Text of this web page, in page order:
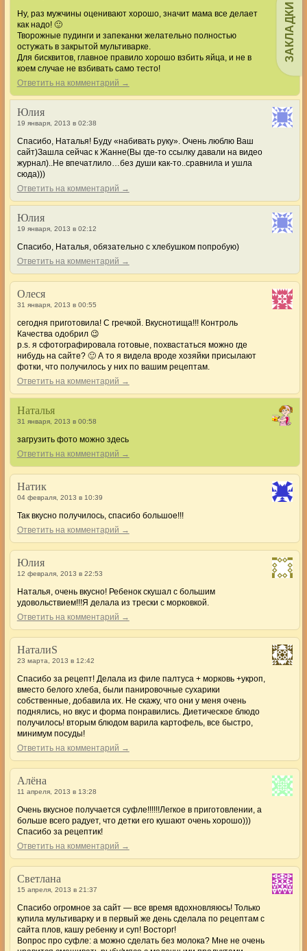
ЗАКЛАДКИ
Ну, раз мужчины оценивают хорошо, значит мама все делает
как надо! 🙂
Творожные пудинги и запеканки желательно полностью
остужать в закрытой мультиварке.
Для бисквитов, главное правило хорошо взбить яйца, и не в
коем случае не взбивать само тесто!
Ответить на комментарий →
Юлия
19 января, 2013 в 02:38
Спасибо, Наталья! Буду «набивать руку». Очень люблю Ваш
сайт)Зашла сейчас к Жанне(Вы где-то ссылку давали на видео
журнал)..Не впечатлило…без души как-то..сравнила и ушла
сюда)))
Ответить на комментарий →
Юлия
19 января, 2013 в 02:12
Спасибо, Наталья, обязательно с хлебушком попробую)
Ответить на комментарий →
Олеся
31 января, 2013 в 00:55
сегодня приготовила! С гречкой. Вкуснотища!!! Контроль
Качества одобрил 😉
p.s. я сфотографировала готовые, похвастаться можно где
нибудь на сайте? 🙂 А то я видела вроде хозяйки присылают
фотки, что получилось у них по вашим рецептам.
Ответить на комментарий →
Наталья
31 января, 2013 в 00:58
загрузить фото можно здесь
Ответить на комментарий →
Натик
04 февраля, 2013 в 10:39
Так вкусно получилось, спасибо большое!!!
Ответить на комментарий →
Юлия
12 февраля, 2013 в 22:53
Наталья, очень вкусно! Ребенок скушал с большим
удовольствием!!!Я делала из трески с морковкой.
Ответить на комментарий →
НаталиS
23 марта, 2013 в 12:42
Спасибо за рецепт! Делала из филе палтуса + морковь +укроп,
вместо белого хлеба, были панировочные сухарики
собственные, добавила их. Не скажу, что они у меня очень
поднялись, но вкус и форма понравились. Диетическое блюдо
получилось! вторым блюдом варила картофель, все быстро,
минимум посуды!
Ответить на комментарий →
Алёна
11 апреля, 2013 в 13:28
Очень вкусное получается суфле!!!!!!Легкое в приготовлении, а
больше всего радует, что детки его кушают очень хорошо)))
Спасибо за рецептик!
Ответить на комментарий →
Светлана
15 апреля, 2013 в 21:37
Спасибо огромное за сайт — все время вдохновляюсь! Только
купила мультиварку и в первый же день сделала по рецептам с
сайта плов, кашу ребенку и суп! Восторг!
Вопрос про суфле: а можно сделать без молока? Мне не очень